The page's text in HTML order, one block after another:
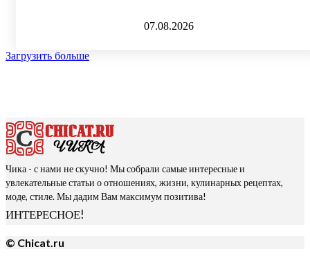
07.08.2026
Загрузить больше
Чика - с нами не скучно! Мы собрали самые интересные и
увлекательные статьи о отношениях, жизни, кулинарных рецептах,
моде, стиле. Мы дадим Вам максимум позитива!
ИНТЕРЕСНОЕ!
© Chicat.ru